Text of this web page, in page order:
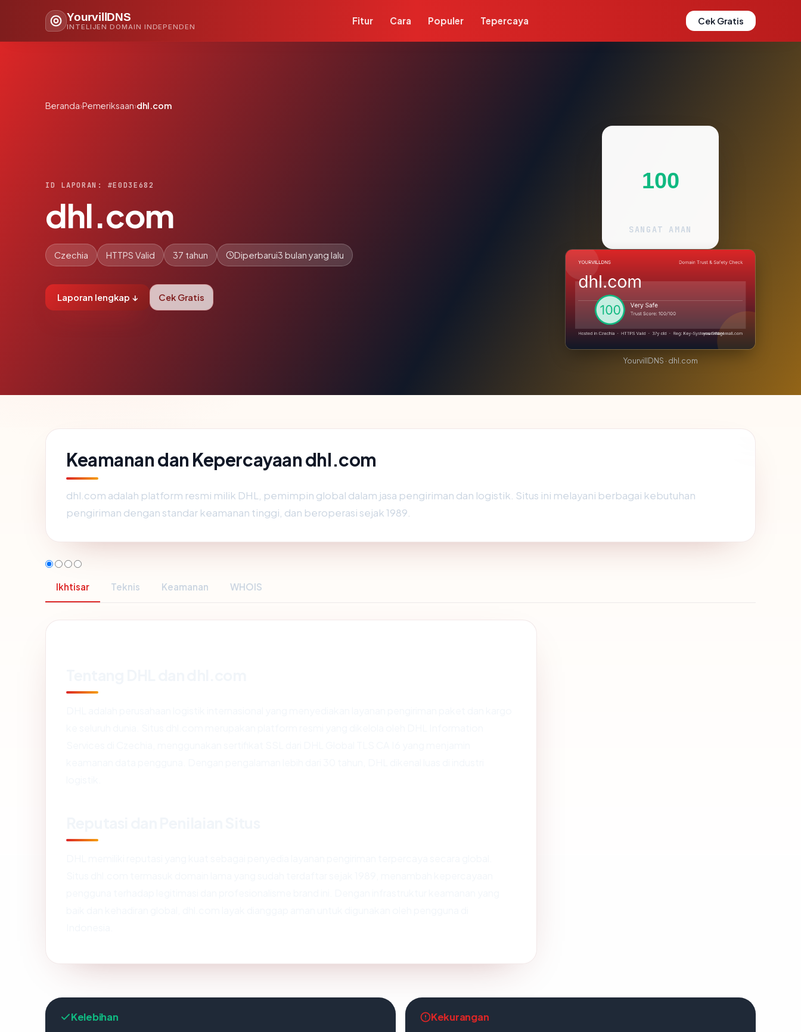
YourvillDNS
INTELIJEN DOMAIN INDEPENDEN
Fitur Cara Populer Tepercaya Cek Gratis
Beranda›Pemeriksaan›dhl.com
ID LAPORAN: #E0D3E682
dhl.com
Czechia HTTPS Valid 37 tahun Diperbarui3 bulan yang lalu
Laporan lengkap ↓ Cek Gratis
100
SANGAT AMAN
YourvillDNS · dhl.com
Keamanan dan Kepercayaan dhl.com
dhl.com adalah platform resmi milik DHL, pemimpin global dalam jasa pengiriman dan logistik. Situs ini melayani berbagai kebutuhan
pengiriman dengan standar keamanan tinggi, dan beroperasi sejak 1989.
Ikhtisar Teknis Keamanan WHOIS
Kelebihan Kekurangan